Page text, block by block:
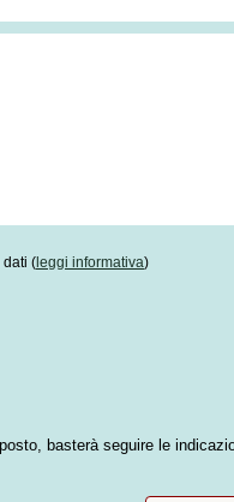
dati ( leggi informativa)
basterà seguire le